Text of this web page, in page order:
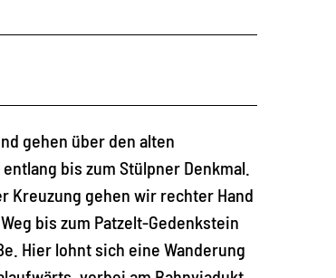
gehen über den alten
bis zum Stülpner Denkmal.
Kreuzung gehen wir rechter Hand
bis zum Patzelt-Gedenkstein
Hier lohnt sich eine Wanderung